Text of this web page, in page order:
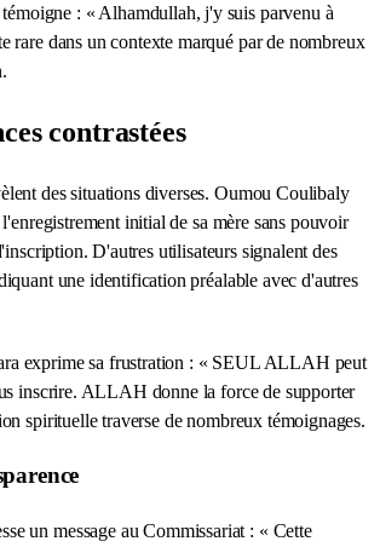
: « Alhamdullah, j'y suis parvenu à
rare dans un contexte marqué par de nombreux
contrastées
des situations diverses. Oumou Coulibaly
initial de sa mère sans pouvoir
D'autres utilisateurs signalent des
une identification préalable avec d'autres
exprime sa frustration : « SEUL ALLAH peut
inscrire. ALLAH donne la force de supporter
spirituelle traverse de nombreux témoignages.
un message au Commissariat : « Cette